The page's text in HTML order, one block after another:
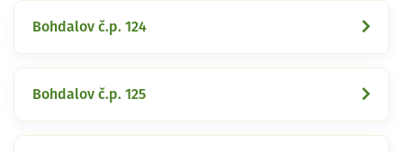
Bohdalov č.p. 124
Bohdalov č.p. 125